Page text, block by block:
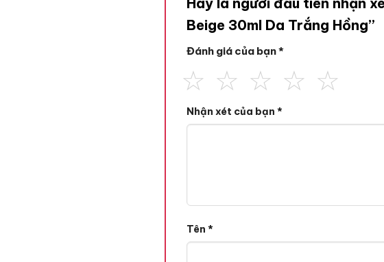
Beige 30ml Da Trắng Hồng”
Đánh giá của bạn*
Nhận xét của bạn*
Tên*